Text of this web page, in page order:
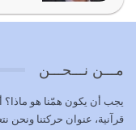
الوظيفة عبارة عن
وَالْمُنْفِقِينَ…
يوليو 17, 2026
مـــن نـــحـــن
يجب أن يكون همّنا هو ماذا؟ أن
قرآنية، عنوان حركتنا